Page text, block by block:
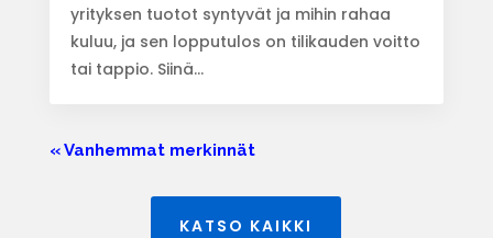
yrityksen tuotot syntyvät ja mihin rahaa
kuluu, ja sen lopputulos on tilikauden voitto
tai tappio. Siinä...
« Vanhemmat merkinnät
KATSO KAIKKI